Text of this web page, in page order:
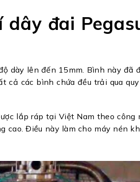
đai
dày lên đến 15mm. Bình này
cả các bình chứa đều trải qua
lắp ráp tại Việt Nam theo
Điều này làm cho máy nén